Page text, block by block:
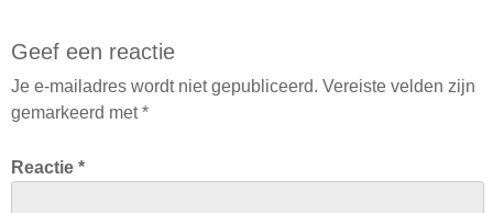
Geef een reactie
Je e-mailadres wordt niet gepubliceerd. Vereiste velden zijn
gemarkeerd met*
Reactie *